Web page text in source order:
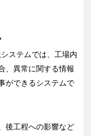
ステムでは、工場内
、異常に関する情報
ができるシステムで
後工程への影響など